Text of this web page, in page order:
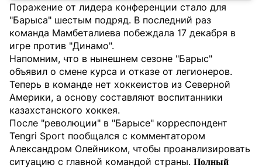
Поражение от лидера конференции стало для
"Барыса" шестым подряд. В последний раз
команда Мамбеталиева побеждала 17 декабря в
игре против "Динамо".
Напомним, что в нынешнем сезоне "Барыс"
объявил о смене курса и отказе от легионеров.
Теперь в команде нет хоккеистов из Северной
Америки, а основу составляют воспитанники
казахстанского хоккея.
После "революции" в "Барысе" корреспондент
Tengri Sport пообщался с комментатором
Александром Олейником, чтобы проанализировать
ситуацию с главной командой страны. Полный